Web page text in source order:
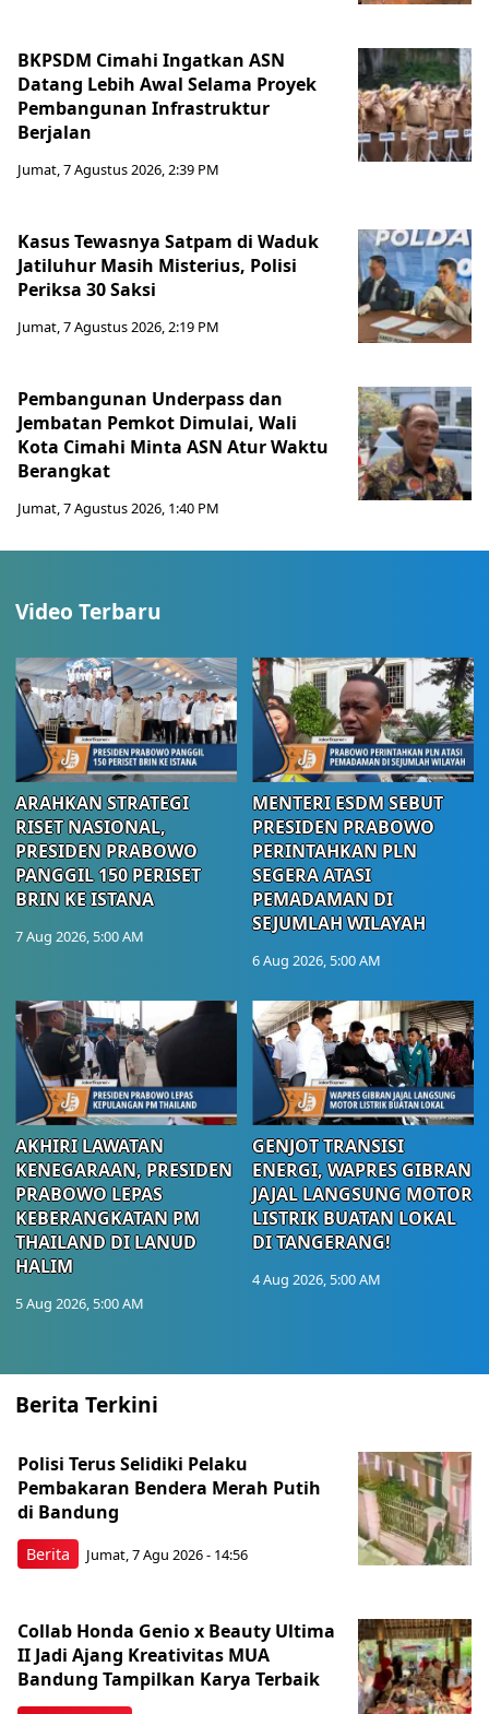
BKPSDM Cimahi Ingatkan ASN
Datang Lebih Awal Selama Proyek
Pembangunan Infrastruktur
Berjalan
Jumat, 7 Agustus 2026, 2:39 PM
Kasus Tewasnya Satpam di Waduk
Jatiluhur Masih Misterius, Polisi
Periksa 30 Saksi
Jumat, 7 Agustus 2026, 2:19 PM
Pembangunan Underpass dan
Jembatan Pemkot Dimulai, Wali
Kota Cimahi Minta ASN Atur Waktu
Berangkat
Jumat, 7 Agustus 2026, 1:40 PM
Video Terbaru
ARAHKAN STRATEGI
RISET NASIONAL,
PRESIDEN PRABOWO
PANGGIL 150 PERISET
BRIN KE ISTANA
7 Aug 2026, 5:00 AM
MENTERI ESDM SEBUT
PRESIDEN PRABOWO
PERINTAHKAN PLN
SEGERA ATASI
PEMADAMAN DI
SEJUMLAH WILAYAH
6 Aug 2026, 5:00 AM
AKHIRI LAWATAN
KENEGARAAN, PRESIDEN
PRABOWO LEPAS
KEBERANGKATAN PM
THAILAND DI LANUD
HALIM
5 Aug 2026, 5:00 AM
GENJOT TRANSISI
ENERGI, WAPRES GIBRAN
JAJAL LANGSUNG MOTOR
LISTRIK BUATAN LOKAL
DI TANGERANG!
4 Aug 2026, 5:00 AM
Berita Terkini
Berita
Polisi Terus Selidiki Pelaku
Pembakaran Bendera Merah Putih
di Bandung
Jumat, 7 Agu 2026 - 14:56
Collab Honda Genio x Beauty Ultima
II Jadi Ajang Kreativitas MUA
Bandung Tampilkan Karya Terbaik